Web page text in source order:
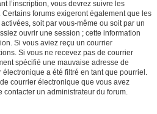
l’inscription, vous devrez suivre les
forums exigeront également que les
soit par vous-même ou soit par un
ouvrir une session ; cette information
Si vous aviez reçu un courrier
Si vous ne recevez pas de courrier
spécifié une mauvaise adresse de
a été filtré en tant que pourriel.
courrier électronique que vous avez
contacter un administrateur du forum.